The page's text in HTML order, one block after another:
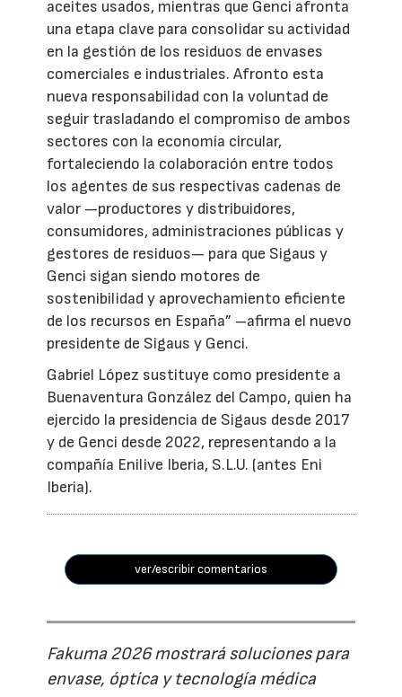
aceites usados, mientras que Genci afronta
una etapa clave para consolidar su actividad
en la gestión de los residuos de envases
comerciales e industriales. Afronto esta
nueva responsabilidad con la voluntad de
seguir trasladando el compromiso de ambos
sectores con la economía circular,
fortaleciendo la colaboración entre todos
los agentes de sus respectivas cadenas de
valor —productores y distribuidores,
consumidores, administraciones públicas y
gestores de residuos— para que Sigaus y
Genci sigan siendo motores de
sostenibilidad y aprovechamiento eficiente
de los recursos en España” –afirma el nuevo
presidente de Sigaus y Genci.
Gabriel López sustituye como presidente a
Buenaventura González del Campo, quien ha
ejercido la presidencia de Sigaus desde 2017
y de Genci desde 2022, representando a la
compañía Enilive Iberia, S.L.U. (antes Eni
Iberia).
ver/escribir comentarios
Fakuma 2026 mostrará soluciones para
envase, óptica y tecnología médica